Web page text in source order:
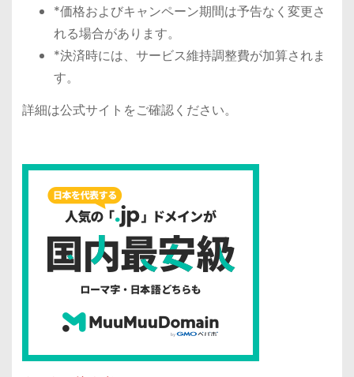
*価格およびキャンペーン期間は予告なく変更さ
れる場合があります。
*決済時には、サービス維持調整費が加算されま
す。
詳細は公式サイトをご確認ください。